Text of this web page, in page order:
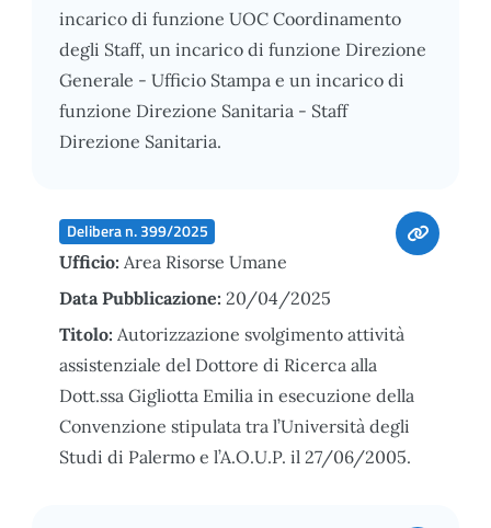
incarico di funzione UOC Coordinamento
degli Staff, un incarico di funzione Direzione
Generale - Ufficio Stampa e un incarico di
funzione Direzione Sanitaria - Staff
Direzione Sanitaria.
Delibera n. 399/2025
Ufficio: Area Risorse Umane
Data Pubblicazione: 20/04/2025
Titolo: Autorizzazione svolgimento attività
assistenziale del Dottore di Ricerca alla
Dott.ssa Gigliotta Emilia in esecuzione della
Convenzione stipulata tra l’Università degli
Studi di Palermo e l’A.O.U.P. il 27/06/2005.